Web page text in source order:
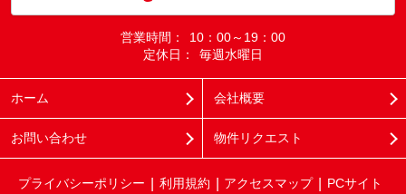
営業時間：
10：00～19：00
定休日：
毎週水曜日
ホーム 会社概要
お問い合わせ 物件リクエスト
プライバシーポリシー 利用規約 アクセスマップ
PCサイト